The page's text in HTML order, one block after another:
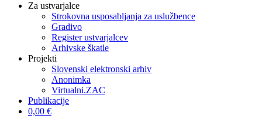
Za ustvarjalce
Strokovna usposabljanja za uslužbence
Gradivo
Register ustvarjalcev
Arhivske škatle
Projekti
Slovenski elektronski arhiv
Anonimka
Virtualni.ZAC
Publikacije
0,00 €